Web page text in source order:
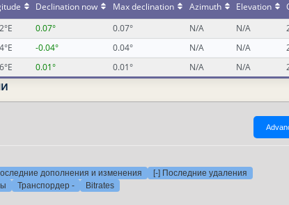
Declination now Max declination Azimuth Elevation
0.07° 0.07° N/A N/A
-0.04° 0.04° N/A N/A
0.01° 0.01° N/A N/A
дополнения и изменения
[-] Последние удаления
Транспордер - Bitrates